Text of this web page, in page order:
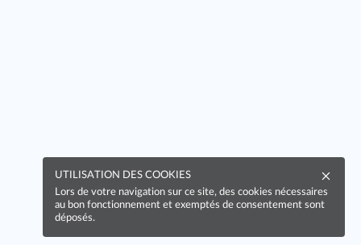
UTILISATION DES COOKIES
Lors de votre navigation sur ce site, des cookies nécessaires
au bon fonctionnement et exemptés de consentement sont
déposés.